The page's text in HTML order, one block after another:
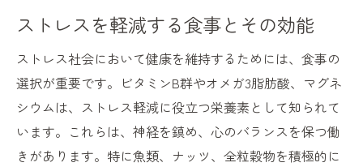
ストレスを軽減する食事とその効能
ストレス社会において健康を維持するためには、食事の
選択が重要です。ビタミンB群やオメガ3脂肪酸、マグネ
シウムは、ストレス軽減に役立つ栄養素として知られて
います。これらは、神経を鎮め、心のバランスを保つ働
きがあります。特に魚類、ナッツ、全粒穀物を積極的に